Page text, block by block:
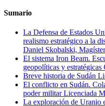
Sumario
La Defensa de Estados
realismo estratégico a la
Daniel Skobalski,
El sistema Iron Beam.
geopolíticas y estratégicas
Breve historia de Sudán
El conflicto en Sudán.
poder militarLicenciada
La exploración de Uranio